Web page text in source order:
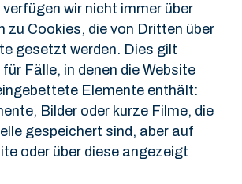
wir nicht immer über
zu Cookies, die von Dritten über
gesetzt werden. Dies gilt
Fälle, in denen die Website
Elemente enthält:
Bilder oder kurze Filme, die
gespeichert sind, aber auf
oder über diese angezeigt